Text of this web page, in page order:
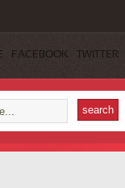
FACEBOOK TWITTER